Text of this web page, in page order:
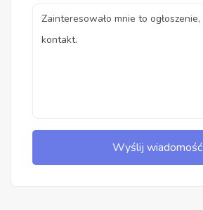
Wyślij wiadomość